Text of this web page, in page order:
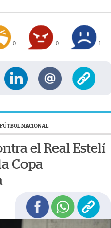
0 0 1
FÚTBOL NACIONAL
el Real Estelí
Copa